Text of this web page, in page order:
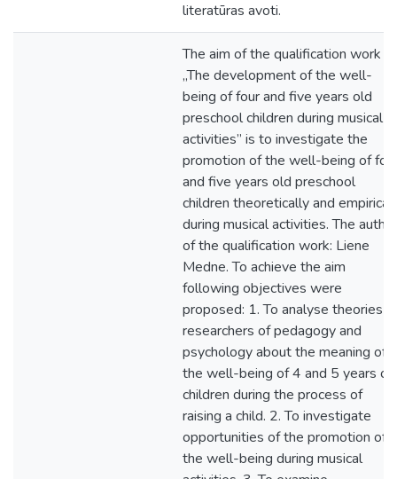
literatūras avoti.
The aim of the qualification work
„The development of the well-
being of four and five years old
preschool children during musical
activities” is to investigate the
promotion of the well-being of
and five years old preschool
children theoretically and
during musical activities. The author
of the qualification work: Liene
Medne. To achieve the aim
following objectives were
proposed: 1. To analyse theories
researchers of pedagogy and
psychology about the meaning of
the well-being of 4 and 5 years
children during the process of
raising a child. 2. To investigate
opportunities of the promotion of
the well-being during musical